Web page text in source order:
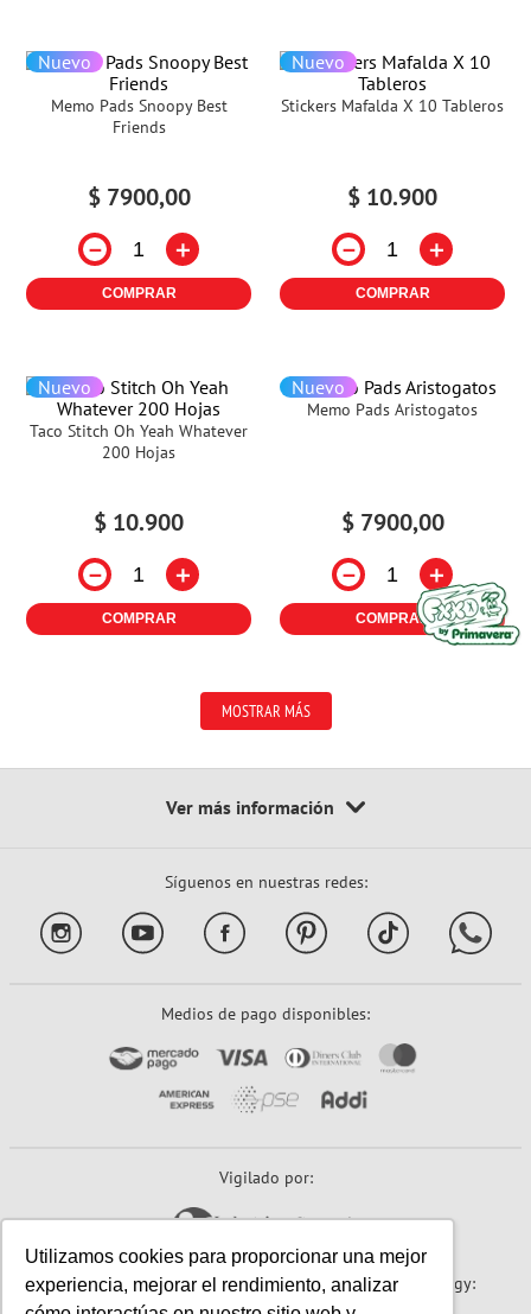
Utilizamos cookies para proporcionar una mejor
experiencia, mejorar el rendimiento, analizar
Nuevo
Memo Pads Snoopy Best
Friends
$ 7900,00
－ ＋
COMPRAR
Nuevo
Stickers Mafalda X 10 Tableros
$ 10.900
－ ＋
COMPRAR
Nuevo
Taco Stitch Oh Yeah Whatever
200 Hojas
$ 10.900
－ ＋
COMPRAR
Nuevo
Memo Pads Aristogatos
$ 7900,00
－ ＋
COMPRAR
MOSTRAR MÁS
Síguenos en nuestras redes:
Medios de pago disponibles:
Vigilado por:
Sitio seguro: Powered By: Technology: